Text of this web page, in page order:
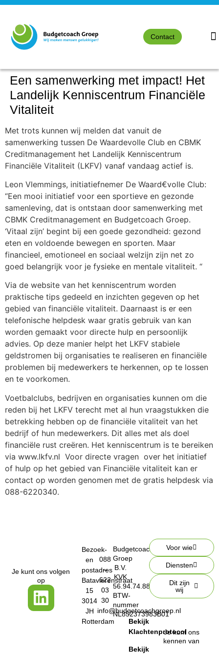
Contact
Een samenwerking met impact! Het
Landelijk Kenniscentrum Financiële
Vitaliteit
Met trots kunnen wij melden dat vanuit de
samenwerking tussen De Waardevolle Club en CBMK
Creditmanagement het Landelijk Kenniscentrum
Financiële Vitaliteit (LKFV) vanaf vandaag actief is.
Leon Vlemmings, initiatiefnemer De Waard€volle Club:
“Een mooi initiatief voor een sportieve en gezonde
samenleving, dat is ontstaan door samenwerking met
CBMK Creditmanagement en Budgetcoach Groep.
‘Vitaal zijn’ begint bij een goede gezondheid: gezond
eten en voldoende bewegen en sporten. Maar
financieel, emotioneel en sociaal welzijn zijn net zo
goed belangrijk voor je fysieke en mentale vitaliteit. “
Via de website van het kenniscentrum worden
praktische tips gedeeld en inzichten gegeven op het
gebied van financiële vitaliteit. Daarnaast is er een
telefonische helpdesk waar gratis gebruik van kan
worden gemaakt voor directe hulp en persoonlijk
advies. Op deze manier helpt het LKFV stabiele
geldstromen bij organisaties te realiseren en financiële
problemen bij medewerkers te herkennen, op te lossen
en te voorkomen.
Voetbalclubs, bedrijven en organisaties kunnen om die
reden bij het LKFV terecht met al hun vraagstukken die
betrekking hebben op de financiële vitaliteit van het
bedrijf of hun medewerkers. Dit alles met als doel
financiële rust creëren. Het kenniscentrum is te bereiken
via www.lkfv.nl Voor directe vragen over het initiatief
of hulp op het gebied van Financiële vitaliteit kan er
contact op worden genomen met de gratis helpdesk via
088-6220340.
Je kunt ons volgen
op
Bezoek-
en
postadres
Batavierenstraat
15
3014
JH
Rotterdam
088
–
622
03
30
info@budgetcoachgroep.nl
Budgetcoach
Groep
B.V.
KVK
56.94.74.88
BTW-
nummer
NL852373983B01
Bekijk
Bekijk
Klachtenprotocol
Voor wie
Diensten
Dit zijn
wij
Je kunt ons
kennen van